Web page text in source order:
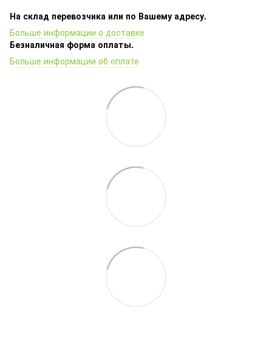
На склад перевозчика или по Вашему адресу.
Больше информации о доставке
Безналичная форма оплаты.
Больше информации об оплате